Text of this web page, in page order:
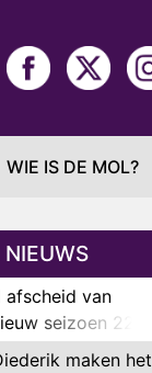
WIE IS DE MOL?
NIEUWS
afscheid van
seizoen 22
maken het